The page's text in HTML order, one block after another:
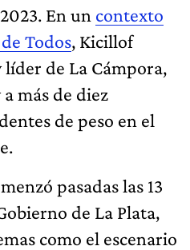
En un contexto
Todos, Kicillof
de La Cámpora,
a más de diez
de peso en el
pasadas las 13
de La Plata,
como el escenario